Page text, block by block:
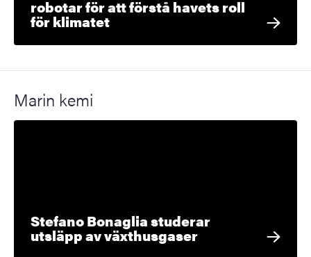
robotar för att förstå havets roll
för klimatet
Marin kemi
Stefano Bonaglia studerar
utsläpp av växthusgaser